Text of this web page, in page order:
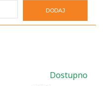
DODAJ
Dostupno